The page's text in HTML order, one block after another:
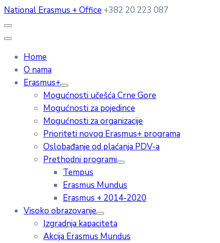
National Erasmus + Office +382 20 223 087
Home
O nama
Erasmus+
Mogućnosti učešća Crne Gore
Mogućnosti za pojedince
Mogućnosti za organizacije
Prioriteti novog Erasmus+ programa
Oslobađanje od plaćanja PDV-a
Prethodni programi
Tempus
Erasmus Mundus
Erasmus + 2014-2020
Visoko obrazovanje
Izgradnja kapaciteta
Akcija Erasmus Mundus